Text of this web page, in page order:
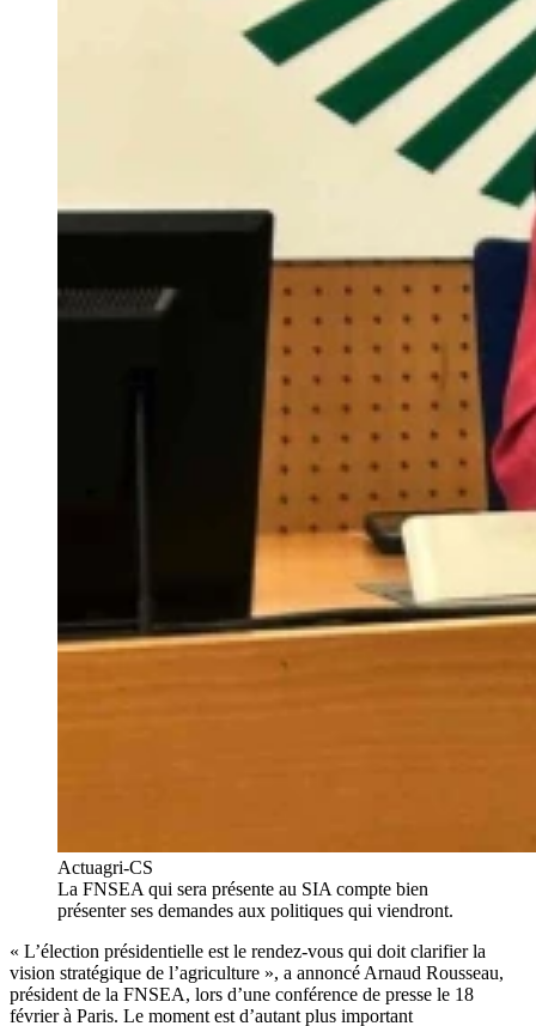
Actuagri-CS
La FNSEA qui sera présente au SIA compte bien
présenter ses demandes aux politiques qui viendront.
« L’élection présidentielle est le rendez-vous qui doit clarifier la
vision stratégique de l’agriculture », a annoncé Arnaud Rousseau,
président de la FNSEA, lors d’une conférence de presse le 18
février à Paris. Le moment est d’autant plus important